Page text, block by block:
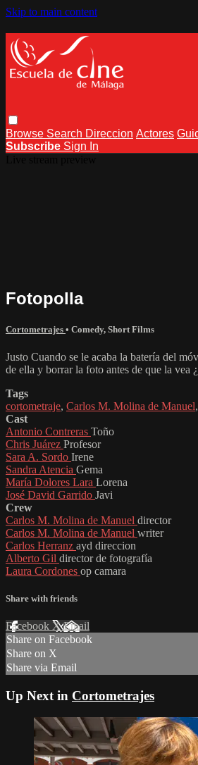
Skip to main content
Browse Search Direccion Actores
Subscribe Sign In
Fotopolla
Cortometrajes • Comedy, Short Films
Justo Cuando se le acaba la batería del
de ella y borrar la foto antes de que la vea
Tags
cortometraje, Carlos M. Molina de Manuel,
Cast
Antonio Contreras Toño
Chris Juárez Profesor
Sara A. Sordo Irene
Sandra Atencia Gema
María Dolores Lara Lorena
José David Garrido Javi
Crew
Carlos M. Molina de Manuel director
Carlos M. Molina de Manuel writer
Carlos Herranz ayd direccion
Alberto Gil director de fotografía
Laura Cordones op camara
Share with friends
Facebook XEmail
Share on Facebook
Share on X
Share via Email
Up Next in Cortometrajes